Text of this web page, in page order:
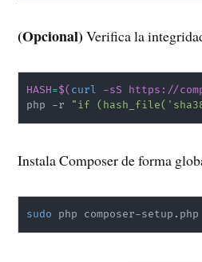
(Opcional) Verifica la
HASH=$(curl -sS https://
php -r "if
Instala Composer de forma
sudo php composer-